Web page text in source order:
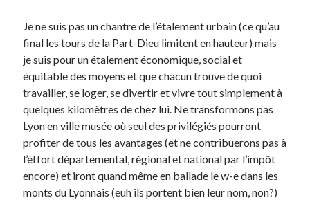
Vidéos
Je ne suis pas un chantre de l’étalement urbain (ce qu’au
final les tours de la Part-Dieu limitent en hauteur) mais
je suis pour un étalement économique, social et
équitable des moyens et que chacun trouve de quoi
travailler, se loger, se divertir et vivre tout simplement à
quelques kilomètres de chez lui. Ne transformons pas
Lyon en ville musée où seul des privilégiés pourront
profiter de tous les avantages (et ne contribuerons pas à
l’éffort départemental, régional et national par l’impôt
encore) et iront quand même en ballade le w-e dans les
monts du Lyonnais (euh ils portent bien leur nom, non?)